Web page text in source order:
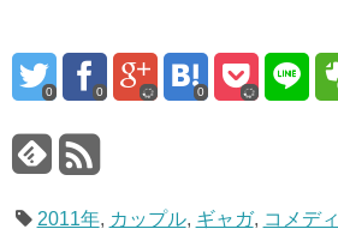
0 0 0
2011年, カップル, ギャガ, コメディ